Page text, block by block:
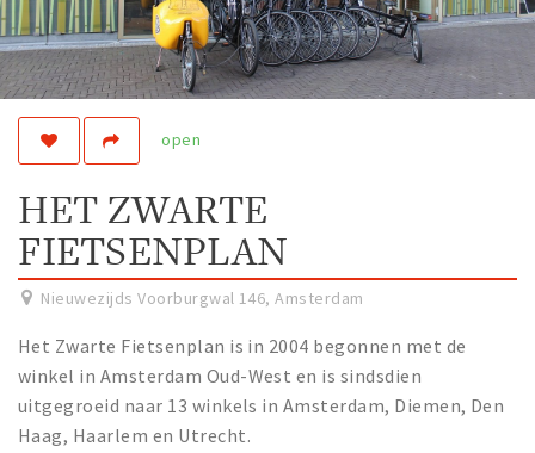
Shops
Live
Work
Travel
Sports & leisure
Columns
Interviews
Hello Zuidas Articles
open
HET ZWARTE
FIETSENPLAN
Nieuwezijds Voorburgwal 146,Amsterdam
Het Zwarte Fietsenplan is in 2004 begonnen met de
winkel in Amsterdam Oud-West en is sindsdien
uitgegroeid naar 13 winkels in Amsterdam, Diemen, Den
Haag, Haarlem en Utrecht.